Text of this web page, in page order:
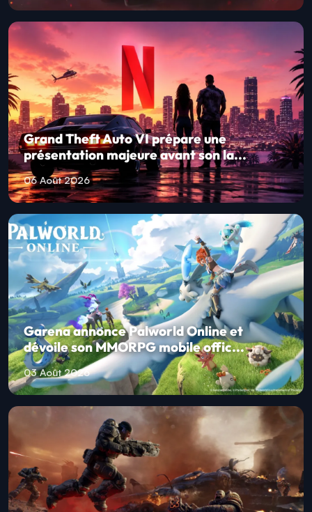
Grand Theft Auto VI prépare une
présentation majeure avant son la...
06 Août 2026
Garena annonce Palworld Online et
dévoile son MMORPG mobile offic...
03 Août 2026